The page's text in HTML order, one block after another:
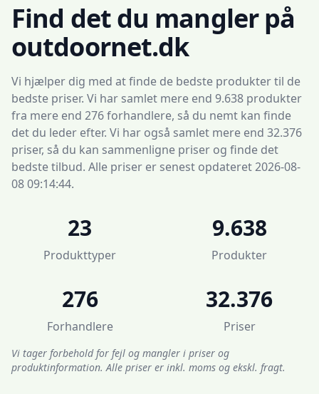
Find det du mangler på
outdoornet.dk
Vi hjælper dig med at finde de bedste produkter til de
bedste priser. Vi har samlet mere end 9.638 produkter
fra mere end 276 forhandlere, så du nemt kan finde
det du leder efter. Vi har også samlet mere end 32.376
priser, så du kan sammenligne priser og finde det
bedste tilbud. Alle priser er senest opdateret 2026-08-
08 09:14:44.
23
Produkttyper
9.638
Produkter
276
Forhandlere
32.376
Priser
Vi tager forbehold for fejl og mangler i priser og
produktinformation. Alle priser er inkl. moms og ekskl. fragt.